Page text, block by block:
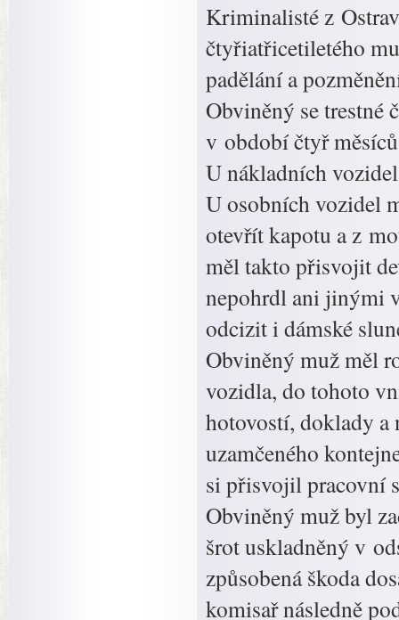
Kriminalisté z
čtyřiatřicetiletého
padělání a
Obviněný se
v období čtyř
U nákladních
U osobních vozidel
otevřít kapotu a z
měl takto přisvojit
nepohrdl ani jinými
odcizit i dámské
Obviněný muž měl
vozidla, do tohoto
hotovostí, doklady
uzamčeného
si přisvojil pracovní
Obviněný muž byl
šrot uskladněný v
způsobená škoda
komisař následně